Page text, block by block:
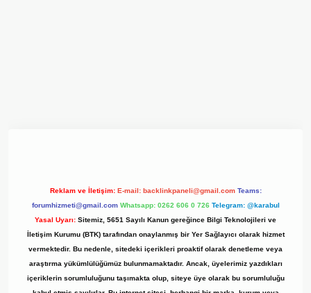
Reklam ve İletişim: E-mail: backlinkpaneli@gmail.com Teams:
forumhizmeti@gmail.com Whatsapp: 0262 606 0 726 Telegram: @karabul
Yasal Uyarı: Sitemiz, 5651 Sayılı Kanun gereğince Bilgi Teknolojileri ve
İletişim Kurumu (BTK) tarafından onaylanmış bir Yer Sağlayıcı olarak hizmet
vermektedir. Bu nedenle, sitedeki içerikleri proaktif olarak denetleme veya
araştırma yükümlülüğümüz bulunmamaktadır. Ancak, üyelerimiz yazdıkları
içeriklerin sorumluluğunu taşımakta olup, siteye üye olarak bu sorumluluğu